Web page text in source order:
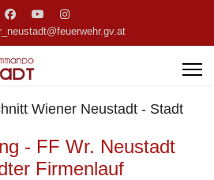
Wiener Neustadt - Stadt
- FF Wr. Neustadt
Firmenlauf